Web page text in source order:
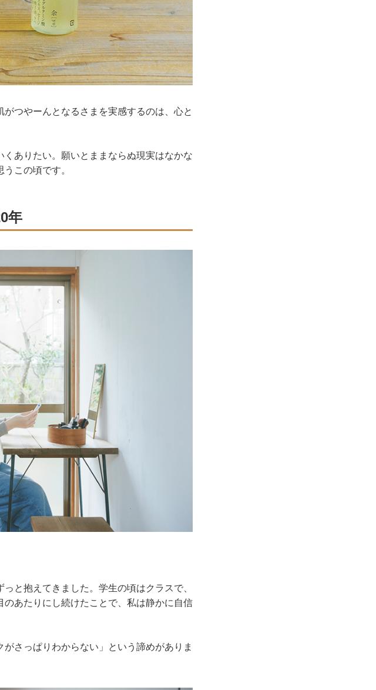
つやーんとなるさまを実感するのは、心と
ありたい。願いとままならぬ現実はなかな
この頃です。
年
と抱えてきました。学生の頃はクラスで、
あたりにし続けたことで、私は静かに自信
さっぱりわからない」という諦めがありま